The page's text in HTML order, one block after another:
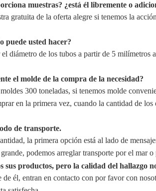
muestras? ¿está él libremente o
gratuita de la oferta alegre si tenemos la
puede usted hacer?
el diámetro de los tubos a partir de 5
el molde de la compra de la necesidad?
300 toneladas, si tenemos molde
en la primera vez, cuando la cantidad de
de transporte.
la primera opción está al lado de
podemos arreglar transporte por el mar
sus productos, pero la calidad del hallazgo
de él, entran en contacto con por favor con